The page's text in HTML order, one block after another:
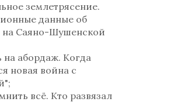
землетрясение.
данные об
на Саяно-Шушенской
на абордаж. Когда
новая война с
всё. Кто развязал